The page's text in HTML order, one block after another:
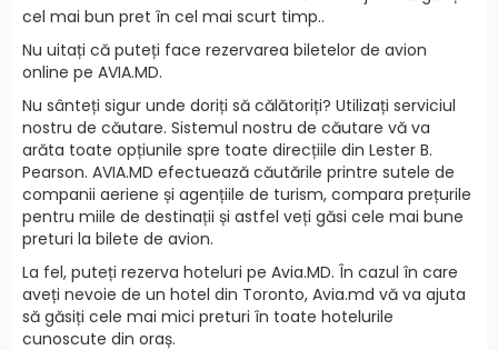
cel mai bun pret în cel mai scurt timp..
Nu uitați că puteți face rezervarea biletelor de avion
online pe AVIA.MD.
Nu sânteți sigur unde doriți să călătoriți? Utilizați serviciul
nostru de căutare. Sistemul nostru de căutare vă va
arăta toate opțiunile spre toate direcțiile din Lester B.
Pearson. AVIA.MD efectuează căutările printre sutele de
companii aeriene și agențiile de turism, compara prețurile
pentru miile de destinații și astfel veți găsi cele mai bune
preturi la bilete de avion.
La fel, puteți rezerva hoteluri pe Avia.MD. În cazul în care
aveți nevoie de un hotel din Toronto, Avia.md vă va ajuta
să găsiți cele mai mici preturi în toate hotelurile
cunoscute din oraș.